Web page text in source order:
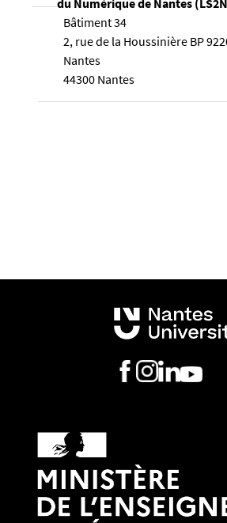
Bâtiment 34
2, rue de la Houssinière BP
Nantes
44300 Nantes